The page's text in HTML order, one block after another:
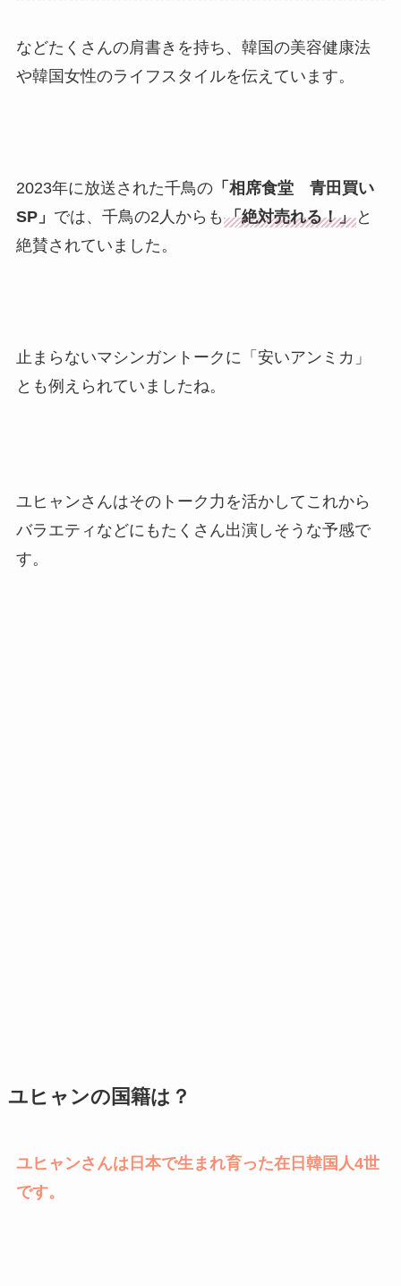
などたくさんの肩書きを持ち、韓国の美容健康法
や韓国女性のライフスタイルを伝えています。
2023年に放送された千鳥の「相席食堂 青田買い
SP」 では、千鳥の2人からも 「絶対売れる！」と
絶賛されていました。
止まらないマシンガントークに「安いアンミカ」
とも例えられていましたね。
ユヒャンさんはそのトーク力を活かしてこれから
バラエティなどにもたくさん出演しそうな予感で
す。
ユヒャンの国籍は？
ユヒャンさんは日本で生まれ育った在日韓国人4世
です。